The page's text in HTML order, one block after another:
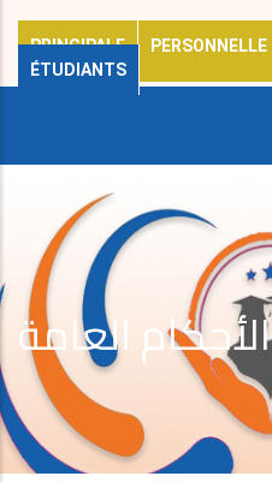
PRINCIPALE
PERSONNELLE
ÉTUDIANTS
الأحكام العامة